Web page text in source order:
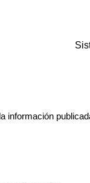
información